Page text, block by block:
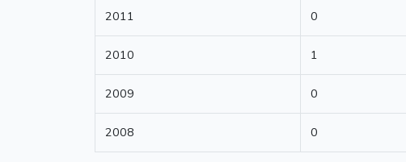
2011 0
2010 1
2009 0
2008 0